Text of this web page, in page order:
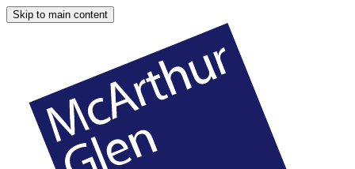
Skip to main content